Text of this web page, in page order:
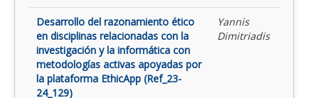
Desarrollo del razonamiento ético
en disciplinas relacionadas con la
investigación y la informática con
metodologías activas apoyadas por
la plataforma EthicApp (Ref_23-
24_129)
Yannis
Dimitriadis